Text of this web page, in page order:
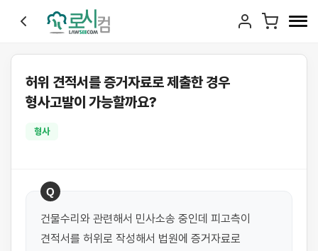
허위 견적서를 증거자료로 제출한 경우
형사고발이 가능할까요?
형사
Q
건물수리와 관련해서 민사소송 중인데 피고측이
견적서를 허위로 작성해서 법원에 증거자료로